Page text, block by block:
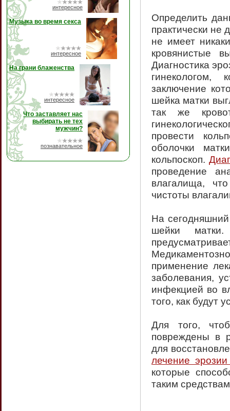
интересное
Музыка во время секса
интересное
На грани блаженства
интересное
Что заставляет нас
выбирать не тех
мужчин?
познавательное
Определить
практически не
не имеет
кровянистые
Диагностика
гинекологом,
заключение
шейка матки
так же
провести
оболочки
кольпоскоп.
проведение
влагалища,
чистоты
На
шейки
применение
заболевания,
инфекцией во
того, как
Для того,
повреждены в
для
лечение
которые
таким